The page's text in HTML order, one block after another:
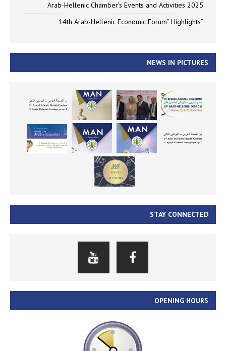
Arab-Hellenic Chamber’s Events and Activities 2025
“14th Arab-Hellenic Economic Forum” Highlights
NEWS IN PICTURES
STAY CONNECTED
OPENING HOURS